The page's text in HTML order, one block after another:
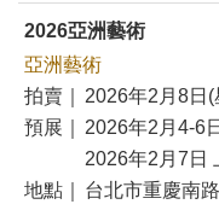
2026亞洲藝術
亞洲藝術
拍賣｜
2026年2月8日
預展｜
2026年2月4-6
2026年2月7日
地點｜
台北市重慶南